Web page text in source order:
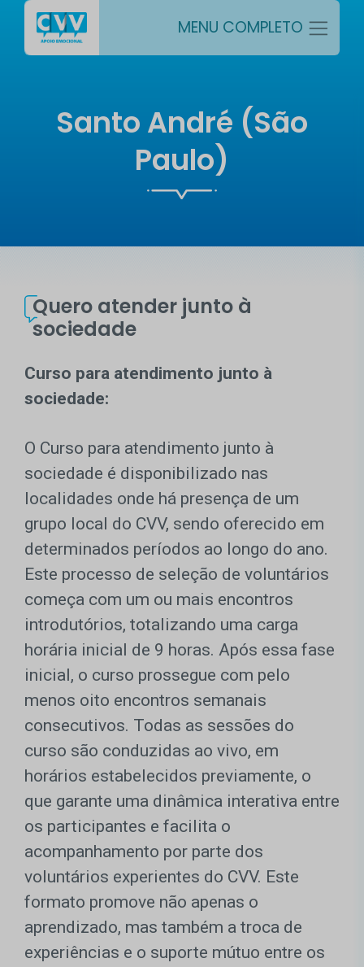
MENU COMPLETO
Santo André (São
Paulo)
Quero atender junto à
sociedade
Curso para atendimento junto à
sociedade:
O Curso para atendimento junto à
sociedade é disponibilizado nas
localidades onde há presença de um
grupo local do CVV, sendo oferecido em
determinados períodos ao longo do ano.
Este processo de seleção de voluntários
começa com um ou mais encontros
introdutórios, totalizando uma carga
horária inicial de 9 horas. Após essa fase
inicial, o curso prossegue com pelo
menos oito encontros semanais
consecutivos. Todas as sessões do
curso são conduzidas ao vivo, em
horários estabelecidos previamente, o
que garante uma dinâmica interativa entre
os participantes e facilita o
acompanhamento por parte dos
voluntários experientes do CVV. Este
formato promove não apenas o
aprendizado, mas também a troca de
experiências e o suporte mútuo entre os